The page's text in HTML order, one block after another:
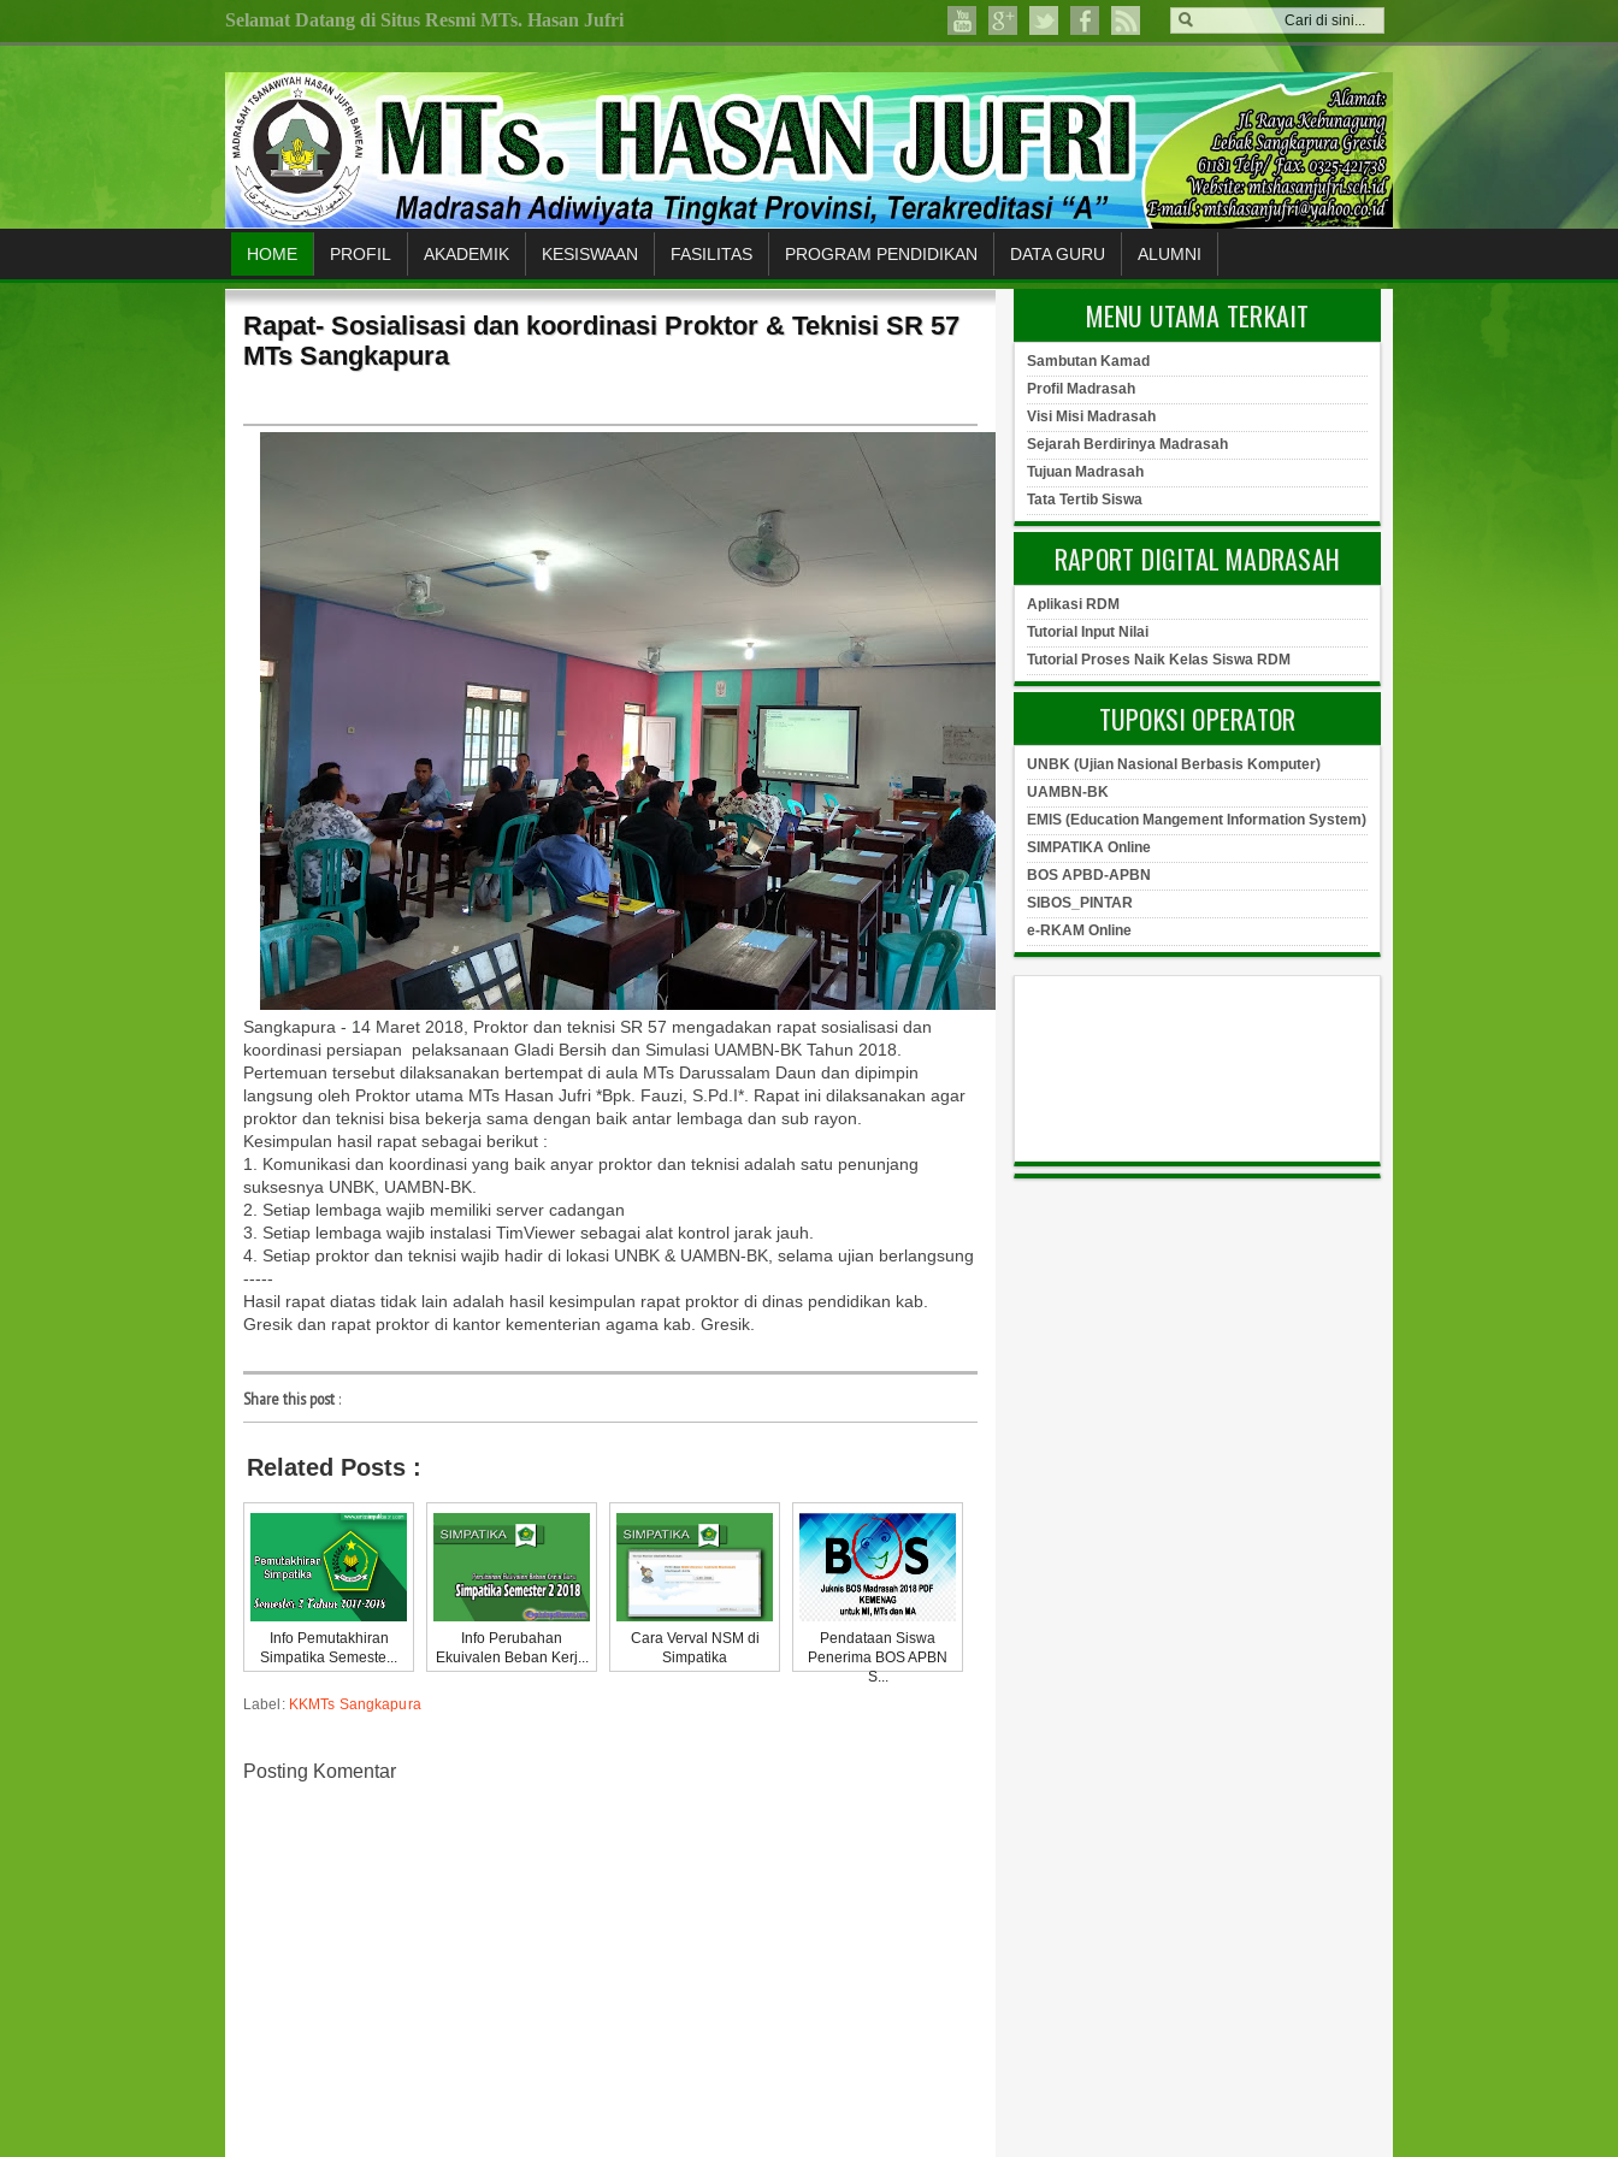
Selamat Datang di Situs Resmi MTs. Hasan Jufri
HOME PROFIL AKADEMIK KESISWAAN FASILITAS PROGRAM PENDIDIKAN DATA GURU ALUMNI
Rapat- Sosialisasi dan koordinasi Proktor & Teknisi SR 57
MTs Sangkapura
Sangkapura - 14 Maret 2018, Proktor dan teknisi SR 57 mengadakan rapat sosialisasi dan
koordinasi persiapan pelaksanaan Gladi Bersih dan Simulasi UAMBN-BK Tahun 2018.
Pertemuan tersebut dilaksanakan bertempat di aula MTs Darussalam Daun dan dipimpin
langsung oleh Proktor utama MTs Hasan Jufri *Bpk. Fauzi, S.Pd.I*. Rapat ini dilaksanakan agar
proktor dan teknisi bisa bekerja sama dengan baik antar lembaga dan sub rayon.
Kesimpulan hasil rapat sebagai berikut :
1. Komunikasi dan koordinasi yang baik anyar proktor dan teknisi adalah satu penunjang
suksesnya UNBK, UAMBN-BK.
2. Setiap lembaga wajib memiliki server cadangan
3. Setiap lembaga wajib instalasi TimViewer sebagai alat kontrol jarak jauh.
4. Setiap proktor dan teknisi wajib hadir di lokasi UNBK & UAMBN-BK, selama ujian berlangsung
-----
Hasil rapat diatas tidak lain adalah hasil kesimpulan rapat proktor di dinas pendidikan kab.
Gresik dan rapat proktor di kantor kementerian agama kab. Gresik.
Share this post:
Related Posts :
Info Pemutakhiran
Simpatika Semeste...
Info Perubahan
Ekuivalen Beban Kerj...
Cara Verval NSM di
Simpatika
Pendataan Siswa
Penerima BOS APBN
S...
Label: KKMTs Sangkapura
Posting Komentar
MENU UTAMA TERKAIT
Sambutan Kamad
Profil Madrasah
Visi Misi Madrasah
Sejarah Berdirinya Madrasah
Tujuan Madrasah
Tata Tertib Siswa
RAPORT DIGITAL MADRASAH
Aplikasi RDM
Tutorial Input Nilai
Tutorial Proses Naik Kelas Siswa RDM
TUPOKSI OPERATOR
UNBK (Ujian Nasional Berbasis Komputer)
UAMBN-BK
EMIS (Education Mangement Information System)
SIMPATIKA Online
BOS APBD-APBN
SIBOS_PINTAR
e-RKAM Online